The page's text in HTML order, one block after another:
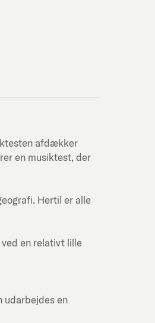
afdækker
en musiktest, der
Hertil er alle
en relativt lille
udarbejdes en